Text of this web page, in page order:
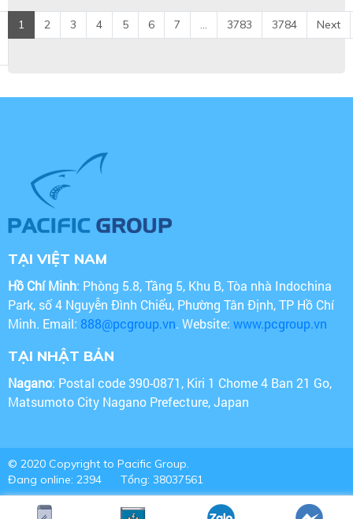
1 2 3 4 5 6 7 ... 3783 3784 Next
TẠI VIỆT NAM
Hồ Chí Minh: Phòng 5.8, Tầng 5, Khu B, Tòa nhà Indochina
Park, số 4 Nguyễn Đình Chiểu, Phường Tân Định, TP Hồ Chí
Minh. Email: 888@pcgroup.vn. Website: www.pcgroup.vn
TẠI NHẬT BẢN
Nagano: Postal code 390-0871, Kiri 1 Chome 4 Ban 21 Go,
Matsumoto City Nagano Prefecture, Japan
© 2020 Copyright to Pacific Group.
Đang online: 2394
Tổng: 38037561